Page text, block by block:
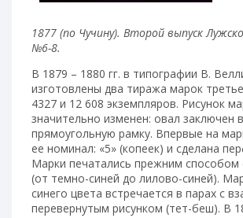
1877 (по Чучину). Второй выпуск
№6-8.
В 1879 – 1880 гг. в типографии В.
изготовлены два тиража марок
4327 и 12 608 экземпляров. Рисунок
значительно изменен: овал заключен в
прямоугольную рамку. Впервые на
ее номинал: «5» (копеек) и сделана
Марки печатались прежним способом
(от темно-синей до лилово-синей).
синего цвета встречается в парах с
перевернутым рисунком (тет-беш). В